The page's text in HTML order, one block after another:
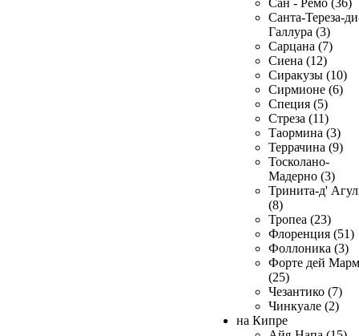
Сан - Ремо (36)
Санта-Тереза-
Галлура (3)
Сарцана (7)
Сиена (12)
Сиракузы (10)
Сирмионе (6)
Специя (5)
Стреза (11)
Таормина (3)
Террачина (9)
Тосколано-
Мадерно (3)
Тринита-д'
(8)
Тропеа (23)
Флоренция (51)
Фоллоника (3)
Форте дей
(25)
Чезантико (7)
Чинкуале (2)
на Кипре